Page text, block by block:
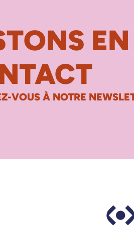
EN
VOUS À NOTRE